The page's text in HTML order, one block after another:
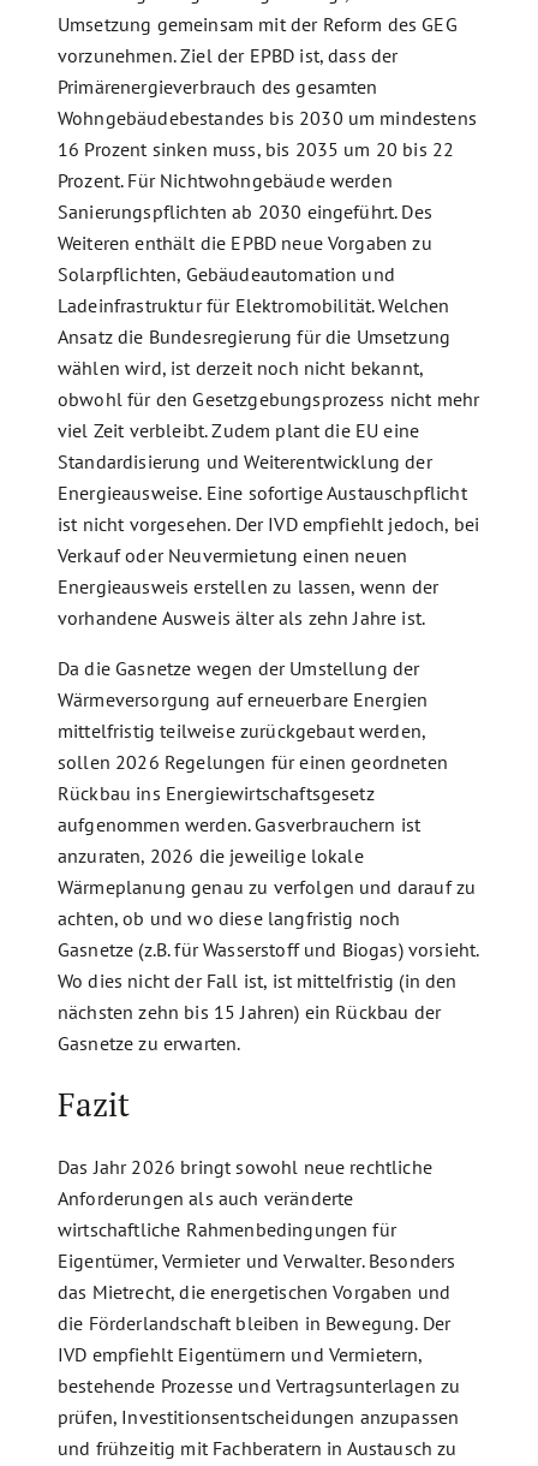
Umsetzung gemeinsam mit der Reform des GEG
vorzunehmen. Ziel der EPBD ist, dass der
Primärenergieverbrauch des gesamten
Wohngebäudebestandes bis 2030 um mindestens
16 Prozent sinken muss, bis 2035 um 20 bis 22
Prozent. Für Nichtwohngebäude werden
Sanierungspflichten ab 2030 eingeführt. Des
Weiteren enthält die EPBD neue Vorgaben zu
Solarpflichten, Gebäudeautomation und
Ladeinfrastruktur für Elektromobilität. Welchen
Ansatz die Bundesregierung für die Umsetzung
wählen wird, ist derzeit noch nicht bekannt,
obwohl für den Gesetzgebungsprozess nicht mehr
viel Zeit verbleibt. Zudem plant die EU eine
Standardisierung und Weiterentwicklung der
Energieausweise. Eine sofortige Austauschpflicht
ist nicht vorgesehen. Der IVD empfiehlt jedoch, bei
Verkauf oder Neuvermietung einen neuen
Energieausweis erstellen zu lassen, wenn der
vorhandene Ausweis älter als zehn Jahre ist.
Da die Gasnetze wegen der Umstellung der
Wärmeversorgung auf erneuerbare Energien
mittelfristig teilweise zurückgebaut werden,
sollen 2026 Regelungen für einen geordneten
Rückbau ins Energiewirtschaftsgesetz
aufgenommen werden. Gasverbrauchern ist
anzuraten, 2026 die jeweilige lokale
Wärmeplanung genau zu verfolgen und darauf zu
achten, ob und wo diese langfristig noch
Gasnetze (z.B. für Wasserstoff und Biogas) vorsieht.
Wo dies nicht der Fall ist, ist mittelfristig (in den
nächsten zehn bis 15 Jahren) ein Rückbau der
Gasnetze zu erwarten.
Fazit
Das Jahr 2026 bringt sowohl neue rechtliche
Anforderungen als auch veränderte
wirtschaftliche Rahmenbedingungen für
Eigentümer, Vermieter und Verwalter. Besonders
das Mietrecht, die energetischen Vorgaben und
die Förderlandschaft bleiben in Bewegung. Der
IVD empfiehlt Eigentümern und Vermietern,
bestehende Prozesse und Vertragsunterlagen zu
prüfen, Investitionsentscheidungen anzupassen
und frühzeitig mit Fachberatern in Austausch zu